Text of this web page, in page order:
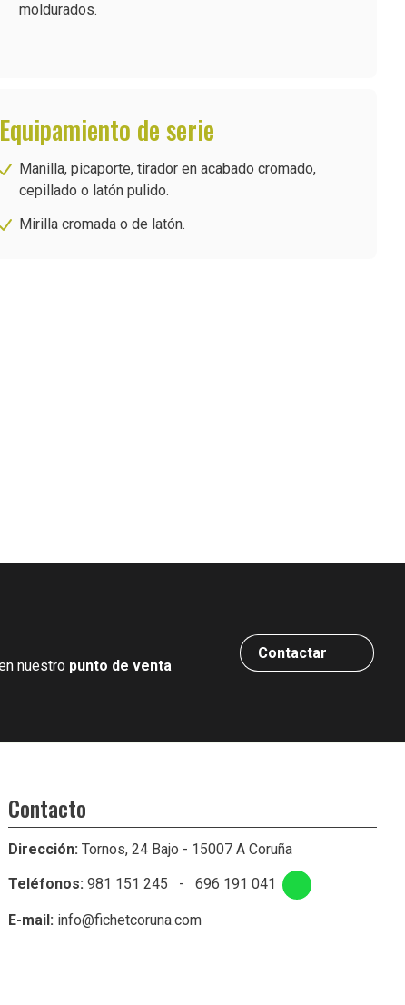
moldurados.
Equipamiento de serie
Manilla, picaporte, tirador en acabado cromado,
cepillado o latón pulido.
Mirilla cromada o de latón.
nuestro punto de venta
Contactar
Contacto
Dirección: Tornos, 24 Bajo - 15007 A Coruña
Teléfonos: 981 151 245 - 696 191 041
E-mail: info@fichetcoruna.com